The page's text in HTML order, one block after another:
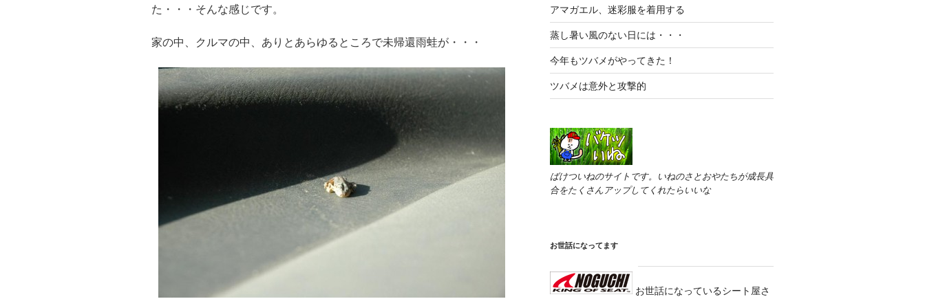
た・・・そんな感じです。
家の中、クルマの中、ありとあらゆるところで未帰還雨蛙が・・・
アマガエル、迷彩服を着用する
蒸し暑い風のない日には・・・
今年もツバメがやってきた！
ツバメは意外と攻撃的
ばけついねのサイトです。いねのさとおやたちが成長具
合をたくさんアップしてくれたらいいな
お世話になってます
お世話になっているシート屋さ